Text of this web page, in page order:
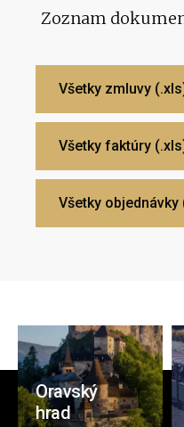
Zoznam
Všetky zmluvy
Všetky faktúry
Všetky objednávky
Oravský
hrad